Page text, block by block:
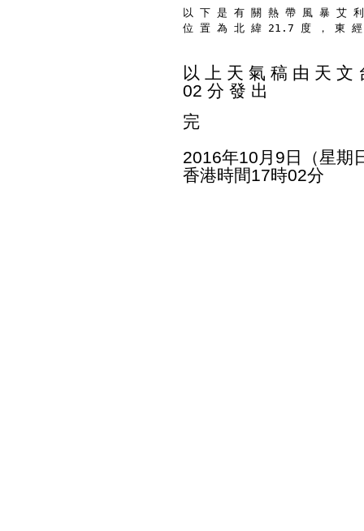
以 下 是 有 關 熱 帶 風 暴 艾
位 置 為 北 緯 21.7 度 ， 東
以 上 天 氣 稿 由 天 文
02 分 發 出
完
2016年10月9日（星期
香港時間17時02分